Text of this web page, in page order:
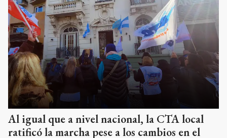
Al igual que a nivel nacional, la CTA local
ratificó la marcha pese a los cambios en el